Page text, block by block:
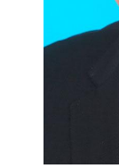
Lean: Flujo de
Lean como
la filosofía Lean.-